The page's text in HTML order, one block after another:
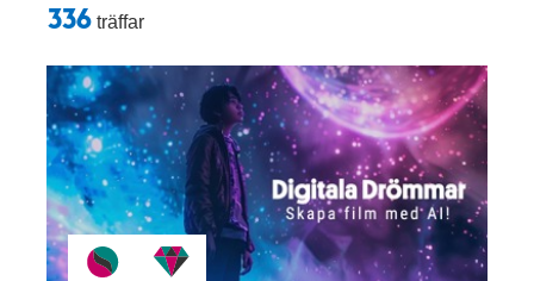
Sökresultat
336 träffar